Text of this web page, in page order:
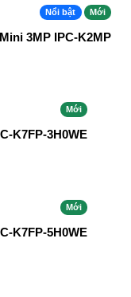
Nổi bật Mới
3MP IPC-K2MP
Mới
K7FP-3H0WE
Mới
K7FP-5H0WE